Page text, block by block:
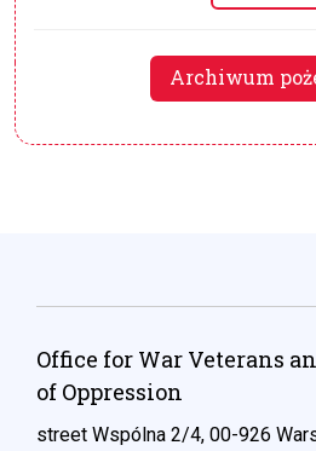
Archiwum
Office for War Veterans
of Oppression
street Wspólna 2/4, 00-926